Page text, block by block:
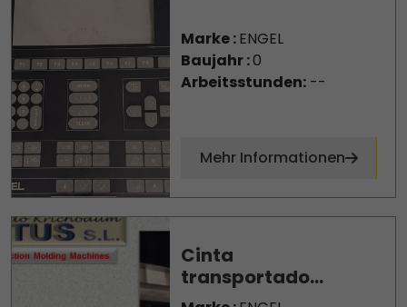
Marke :ENGEL
Baujahr :0
Arbeitsstunden:--
Mehr Informationen
Cinta
transportado...